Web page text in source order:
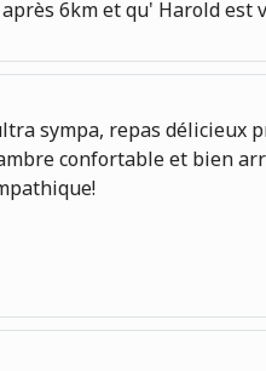
6km et qu' Harold
sympa, repas délicieux
confortable et bien